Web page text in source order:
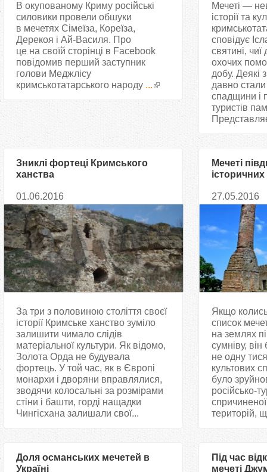
В окупованому Криму російські
силовики провели обшуки
в мечетях Сімеїза, Кореїза,
Дерекоя і Ай-Василя. Про
це на своїй сторінці в Facebook
повідомив перший заступник
голови Меджлісу
кримськотатарського народу ...
Мечеті —
історії та
сповідує
святині, чиї
охочих
добу. Деякі
давно стали
спадщини і
туристів
Зниклі фортеці Кримського
ханства
01.06.2016
За три з половиною століття своєї
історії Кримське ханство зуміло
залишити чимало слідів
матеріальної культури. Як відомо,
Золота Орда не будувала
фортець. У той час, як в Європі
монархи і дворяни вправлялися,
зводячи колосальні за розмірами
стіни і башти, горді нащадки
Чингісхана залишали свої...
Мечеті
27.05.2016
Якщо
список
на землях
сумніву, він
не одну
культових
було
російсько-
територій,
Доля османських мечетей в
Україні
Під час
мечеті